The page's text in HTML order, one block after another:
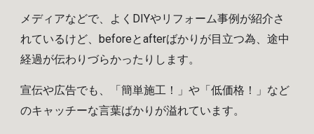
メディアなどで、よくDIYやリフォーム事例が紹介さ
れているけど、beforeとafterばかりが目立つ為、途中
経過が伝わりづらかったりします。
宣伝や広告でも、「簡単施工！」や「低価格！」など
のキャッチーな言葉ばかりが溢れています。